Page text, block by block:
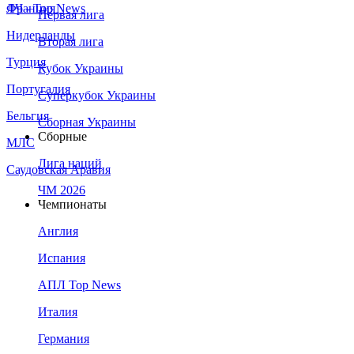
Франция
Нидерланды
Турция
Португалия
Бельгия
МЛС
Саудовская Аравия
ЛЧ - Top News
Первая лига
Вторая лига
Кубок Украины
Суперкубок Украины
Сборная Украины
Сборные
Лига наций
ЧМ 2026
Чемпионаты
Англия
Испания
АПЛ Top News
Италия
Германия